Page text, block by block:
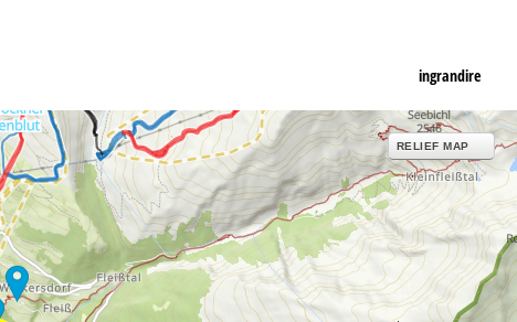
ingrandire
RELIEF MAP